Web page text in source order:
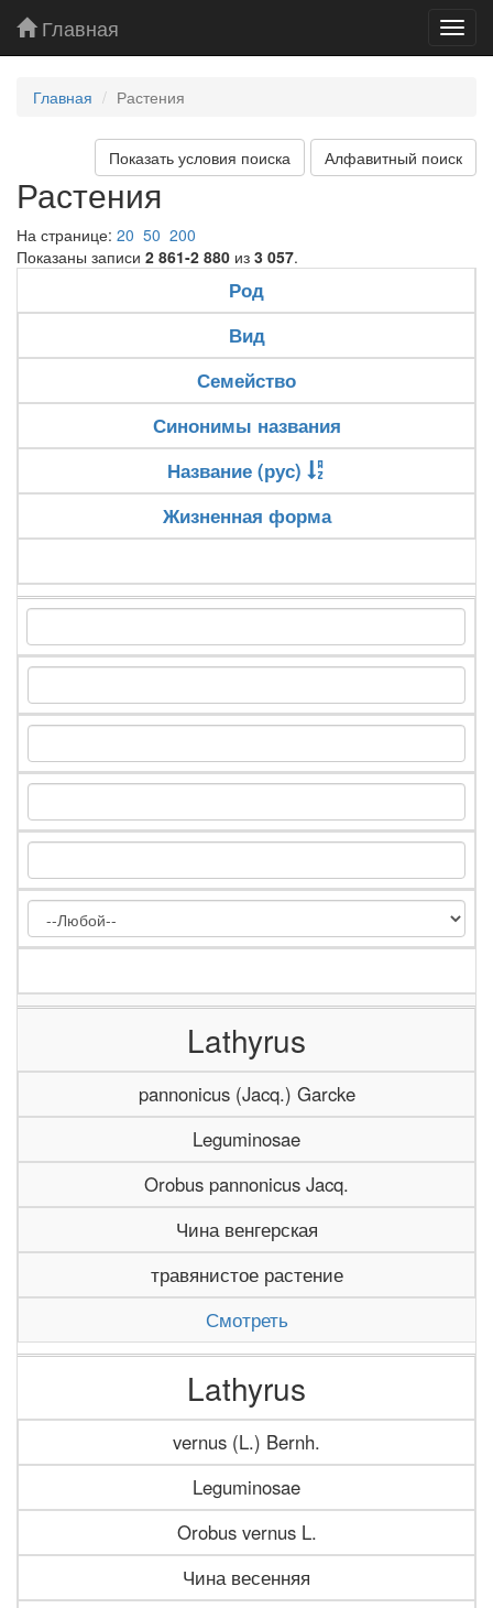
Главная
Главная Растения
Показать условия поиска Алфавитный поиск
Растения
На странице: 20 50 200
Показаны записи 2 861-2 880 из 3 057.
Род
Вид
Семейство
Синонимы названия
Название (рус)
Жизненная форма
Lathyrus
pannonicus (Jacq.) Garcke
Leguminosae
Orobus pannonicus Jacq.
Чина венгерская
травянистое растение
Смотреть
Lathyrus
vernus (L.) Bernh.
Leguminosae
Orobus vernus L.
Чина весенняя